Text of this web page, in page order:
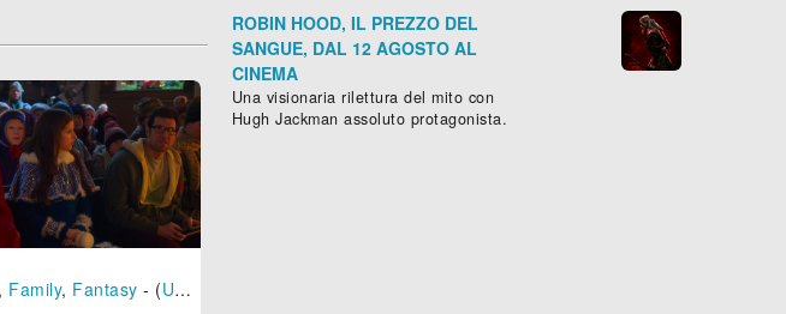
, Family, Fantasy - (USA
ROBIN HOOD, IL PREZZO DEL
SANGUE, DAL 12 AGOSTO AL
CINEMA
Una visionaria rilettura del mito con
Hugh Jackman assoluto protagonista.